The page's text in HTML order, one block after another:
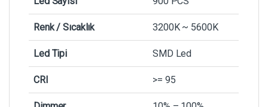
Renk / Sıcaklık 3200K ~ 5600K
Led Tipi SMD Led
CRI >= 95